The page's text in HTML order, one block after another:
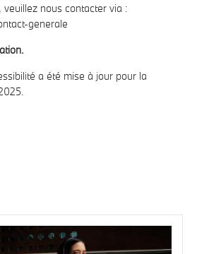
nous contacter via :
generale
a été mise à jour pour la